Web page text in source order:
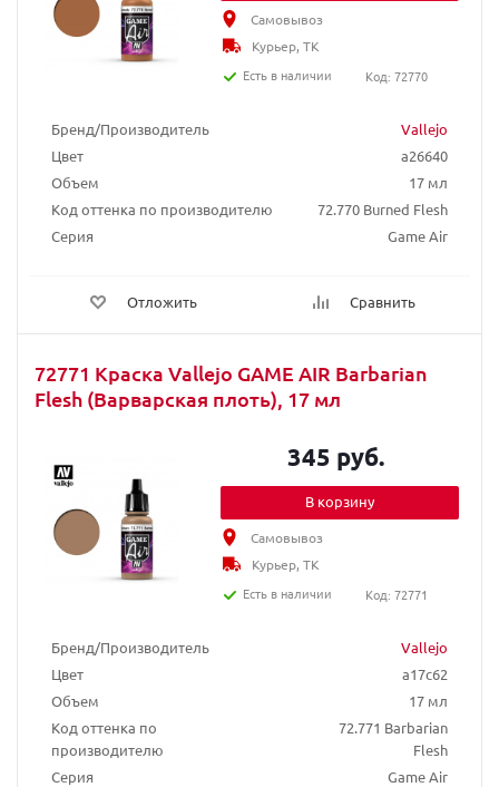
Бренд/Производитель
Vallejo
Цвет
a26640
Объем
17 мл
Код оттенка по производителю
72.770 Burned Flesh
Серия
Game Air
Отложить Сравнить
Самовывоз
Курьер, ТК
Есть в наличии
Код: 72770
72771 Краска Vallejo GAME AIR Barbarian
Flesh (Варварская плоть), 17 мл
Бренд/Производитель
Vallejo
Цвет
a17c62
Объем
17 мл
Код оттенка по
производителю
72.771 Barbarian
Flesh
Серия
Game Air
345 руб.
В корзину
Самовывоз
Курьер, ТК
Есть в наличии
Код: 72771